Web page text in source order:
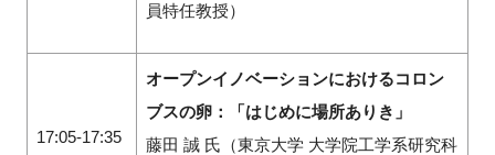
員特任教授）
17:05-17:35
オープンイノベーションにおけるコロン
ブスの卵：「はじめに場所ありき」
藤田 誠 氏（東京大学 大学院工学系研究科